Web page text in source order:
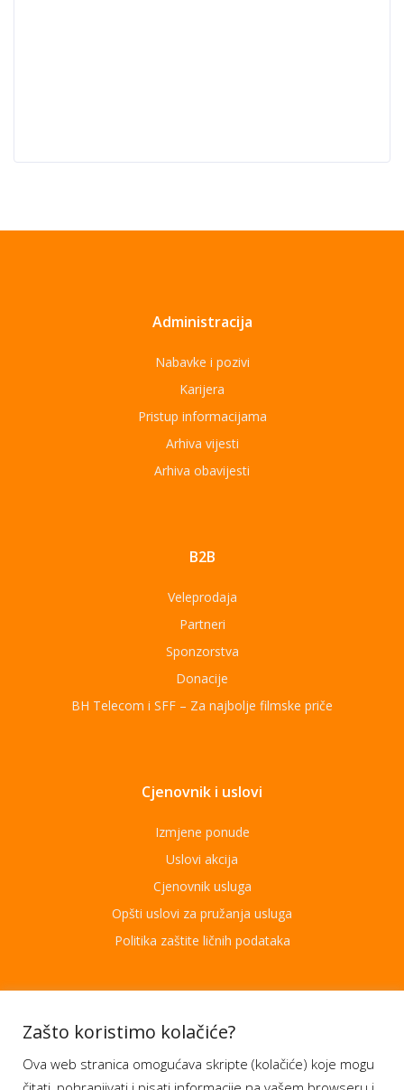
Administracija
Nabavke i pozivi
Karijera
Pristup informacijama
Arhiva vijesti
Arhiva obavijesti
B2B
Veleprodaja
Partneri
Sponzorstva
Donacije
BH Telecom i SFF – Za najbolje filmske priče
Cjenovnik i uslovi
Izmjene ponude
Uslovi akcija
Cjenovnik usluga
Opšti uslovi za pružanja usluga
Politika zaštite ličnih podataka
Aplikacije
Moj BH Telecom
Zašto koristimo kolačiće?
Ova web stranica omogućava skripte (kolačiće) koje mogu